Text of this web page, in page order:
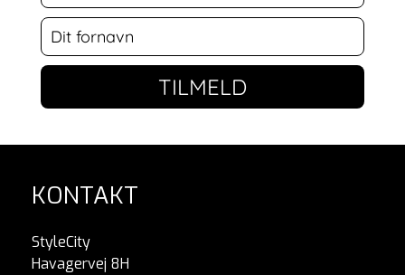
TILMELD
KONTAKT
StyleCity
Havagervej 8H